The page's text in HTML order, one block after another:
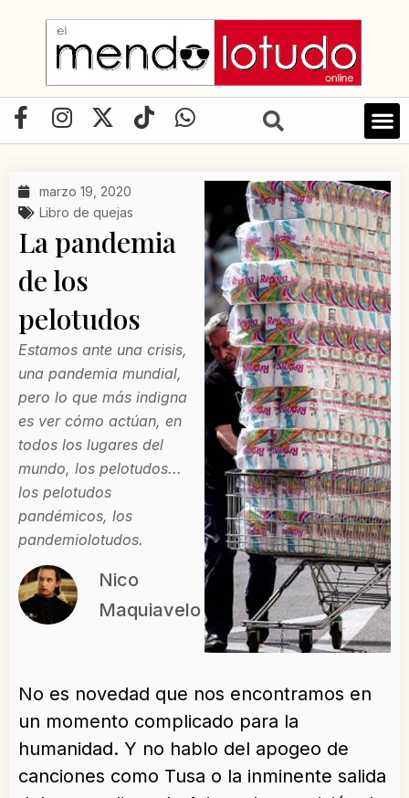
contenido
F
a
e
b
o
o
k
-
f
I
n
t
a
r
a
m
X
-
w
i
t
T
i
W
h
marzo 19, 2020
Libro de quejas
La pandemia
de los
pelotudos
Estamos ante una crisis,
una pandemia mundial,
pero lo que más indigna
es ver cómo actúan, en
todos los lugares del
mundo, los pelotudos...
los pelotudos
pandémicos, los
pandemiolotudos.
Nico
Maquiavelo
No es novedad que nos encontramos en
un momento complicado para la
humanidad. Y no hablo del apogeo de
canciones como Tusa o la inminente salida